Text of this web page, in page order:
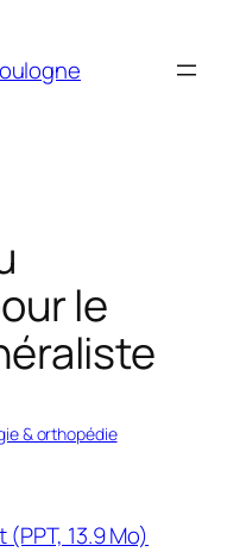
le
& orthopédie
13.9 Mo)